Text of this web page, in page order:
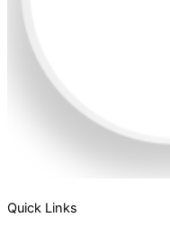
Quick Links